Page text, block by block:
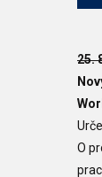
25.
O